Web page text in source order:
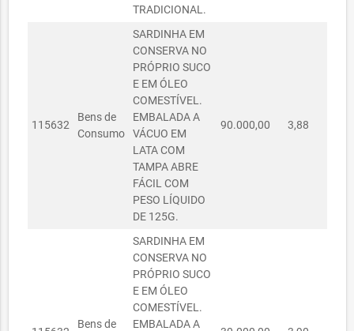
SECRETARIA
MUNICIPAL
DA
EDUCAÇÃO
10/05/2023
10050006/2023
SECRETARIA
MUNICIPAL
DA
EDUCAÇÃO
10/05/2023
SECRETARIA
MUNICIPAL
DA
EDUCAÇÃO
SECRETARIA
MUNICIPAL
DA
EDUCAÇÃO
22/05/2023
SECRETARIA
MUNICIPAL
TRADICIONAL.
115632
Bens de
Consumo
SARDINHA EM
CONSERVA NO
PRÓPRIO SUCO
E EM ÓLEO
COMESTÍVEL.
EMBALADA A
VÁCUO EM
LATA COM
TAMPA ABRE
FÁCIL COM
PESO LÍQUIDO
DE 125G.
90.000,00 3,88
Bens de
SARDINHA EM
CONSERVA NO
PRÓPRIO SUCO
E EM ÓLEO
COMESTÍVEL.
EMBALADA A